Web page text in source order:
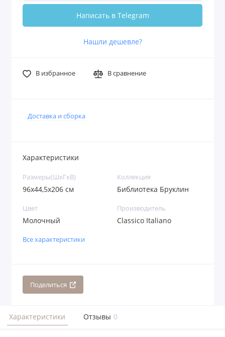
Написать в Telegram
Нашли дешевле?
В избранное В сравнение
Доставка и сборка
Характеристики
Размеры(ШxГxВ)
96х44,5х206 см
Коллекция
Библиотека Бруклин
Цвет
Молочный
Производитель
Classico Italiano
Все характеристики
Поделиться
Характеристики Отзывы 0